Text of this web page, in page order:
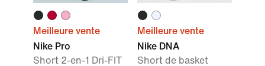
Meilleure vente
Nike Pro
Short 2-en-1 Dri-FIT
Meilleure vente
Nike DNA
Short de basket